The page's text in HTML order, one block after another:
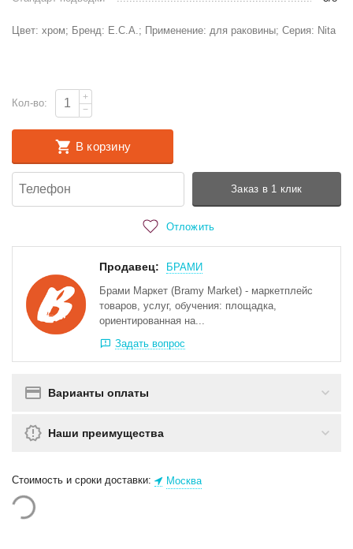
Цвет: хром; Бренд: E.C.A.; Применение: для раковины; Серия: Nita
Кол-во:
+
−
В корзину
Заказ в 1 клик
Отложить
Продавец:
БРАМИ
Брами Маркет (Bramy Market) - маркетплейс
товаров, услуг, обучения: площадка,
ориентированная на...
Задать вопрос
Варианты оплаты
Наши преимущества
Стоимость и сроки доставки: Москва